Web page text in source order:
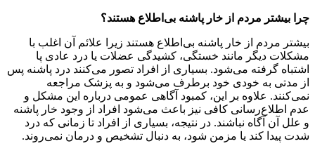
چرا بیشتر مردم از خار پاشنه بی‌اطلاع هستند؟
بیشتر مردم از خار پاشنه بی‌اطلاع هستند زیرا علائم آن اغلب با
مشکلات دیگر مانند خستگی، کشیدگی عضلات یا درد عادی پا
اشتباه گرفته می‌شود. بسیاری از افراد تصور می‌کنند درد پاشنه پس
از مدتی به خودی خود برطرف می‌شود و به پزشک مراجعه
نمی‌کنند. علاوه بر این، کمبود آگاهی عمومی درباره این مشکل و
عدم اطلاع‌رسانی کافی نیز باعث می‌شود افراد از وجود خار پاشنه
و علل آن آگاه نباشند. در نتیجه، بسیاری از افراد تا زمانی که درد
شدت پیدا کند یا مزمن شود، به دنبال تشخیص و درمان نمی‌روند.